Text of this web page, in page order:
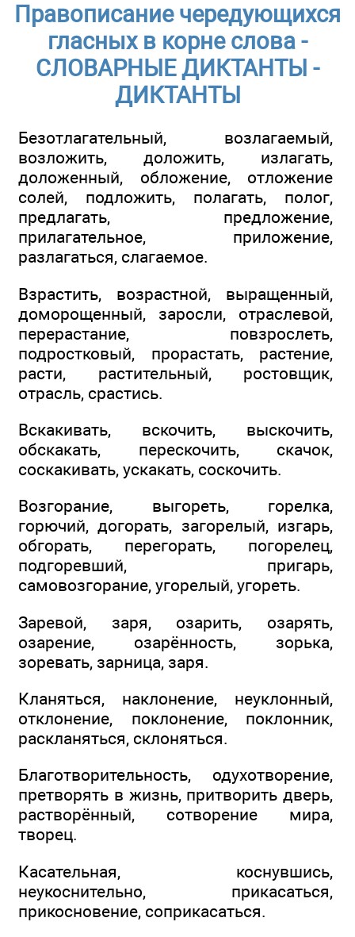
Правописание чередующихся
гласных в корне слова -
СЛОВАРНЫЕ ДИКТАНТЫ -
ДИКТАНТЫ
Безотлагательный, возлагаемый,
возложить, доложить, излагать,
доложенный, обложение, отложение
солей, подложить, полагать, полог,
предлагать, предложение,
прилагательное, приложение,
разлагаться, слагаемое.
Взрастить, возрастной, выращенный,
доморощенный, заросли, отраслевой,
перерастание, повзрослеть,
подростковый, прорастать, растение,
расти, растительный, ростовщик,
отрасль, срастись.
Вскакивать, вскочить, выскочить,
обскакать, перескочить, скачок,
соскакивать, ускакать, соскочить.
Возгорание, выгореть, горелка,
горючий, догорать, загорелый, изгарь,
обгорать, перегорать, погорелец,
подгоревший, пригарь,
самовозгорание, угорелый, угореть.
Заревой, заря, озарить, озарять,
озарение, озарённость, зорька,
зоревать, зарница, заря.
Кланяться, наклонение, неуклонный,
отклонение, поклонение, поклонник,
раскланяться, склоняться.
Благотворительность, одухотворение,
претворять в жизнь, притворить дверь,
растворённый, сотворение мира,
творец.
Касательная, коснувшись,
неукоснительно, прикасаться,
прикосновение, соприкасаться.